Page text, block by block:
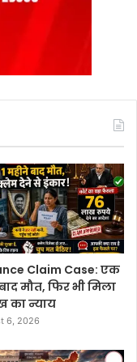
Claim Case: एक
मौत, फिर भी मिला
का न्याय
6, 2026